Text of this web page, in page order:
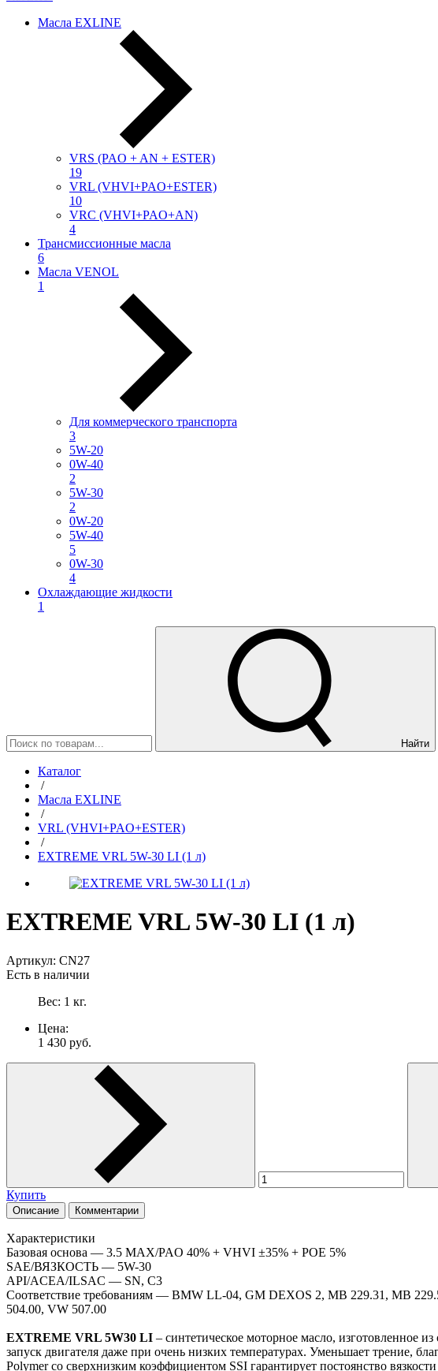
Масла EXLINE
VRS (PAO + AN + ESTER)
19
VRL (VHVI+PAO+ESTER)
10
VRC (VHVI+PAO+AN)
4
Трансмиссионные масла
6
Масла VENOL
1
Для коммерческого транспорта
3
5W-20
0W-40
2
5W-30
2
0W-20
5W-40
5
0W-30
4
Охлаждающие жидкости
1
Найти
Каталог
/
Масла EXLINE
/
VRL (VHVI+PAO+ESTER)
/
EXTREME VRL 5W-30 LI (1 л)
EXTREME VRL 5W-30 LI (1 л)
Артикул: CN27
Есть в наличии
Вес: 1 кг.
Цена:
1 430 руб.
Купить
Описание Комментарии
Характеристики
Базовая основа — 3.5 MAX/PAO 40% + VHVI ±35% + POE 5%
SAE/ВЯЗКОСТЬ — 5W-30
API/ACEA/ILSAC — SN, C3
Соответствие требованиям — BMW LL-04, GM DEXOS 2, MB 229.31, MB
504.00, VW 507.00
EXTREME VRL 5W30 LI – синтетическое моторное масло, изготовленное
запуск двигателя даже при очень низких температурах. Уменьшает трение,
Polymer со сверхнизким коэффициентом SSI гарантирует постоянство